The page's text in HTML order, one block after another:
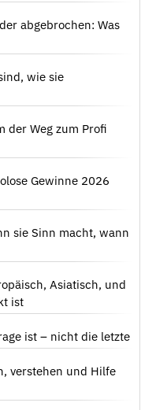
abgebrochen: Was
wie sie
der Weg zum Profi
Gewinne 2026
sie Sinn macht, wann
Asiatisch, und
ist
ist – nicht die letzte
verstehen und Hilfe